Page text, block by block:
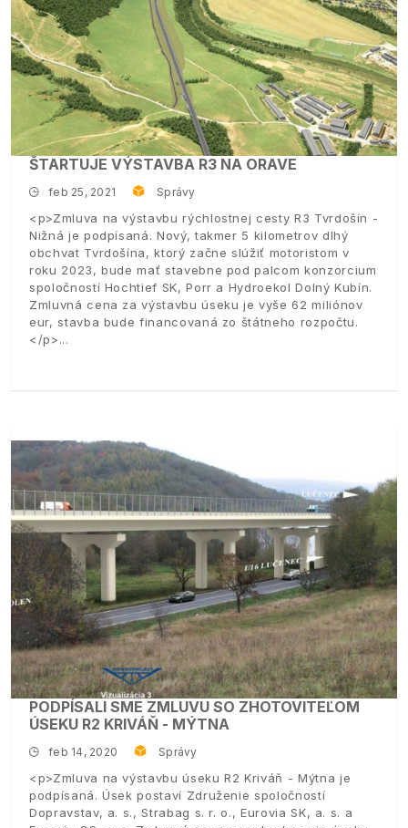
ŠTARTUJE VÝSTAVBA R3 NA ORAVE
feb 25, 2021 Správy
<p>Zmluva na výstavbu rýchlostnej cesty R3 Tvrdošín -
Nižná je podpísaná. Nový, takmer 5 kilometrov dlhý
obchvat Tvrdošína, ktorý začne slúžiť motoristom v
roku 2023, bude mať stavebne pod palcom konzorcium
spoločností Hochtief SK, Porr a Hydroekol Dolný Kubín.
Zmluvná cena za výstavbu úseku je vyše 62 miliónov
eur, stavba bude financovaná zo štátneho rozpočtu.
</p>
PODPÍSALI SME ZMLUVU SO ZHOTOVITEĽOM
ÚSEKU R2 KRIVÁŇ - MÝTNA
feb 14, 2020 Správy
<p>Zmluva na výstavbu úseku R2 Kriváň - Mýtna je
podpísaná. Úsek postaví Združenie spoločností
Dopravstav, a. s., Strabag s. r. o., Eurovia SK, a. s. a